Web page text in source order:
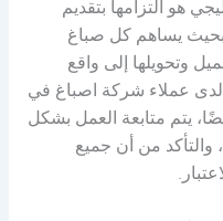
هو التزامها بتقديم
يساهم كل صباغ
وتحويلها إلى واقع
عملاء شركة اصباغ في
يتم متابعة العمل بشكل
من أن جميع